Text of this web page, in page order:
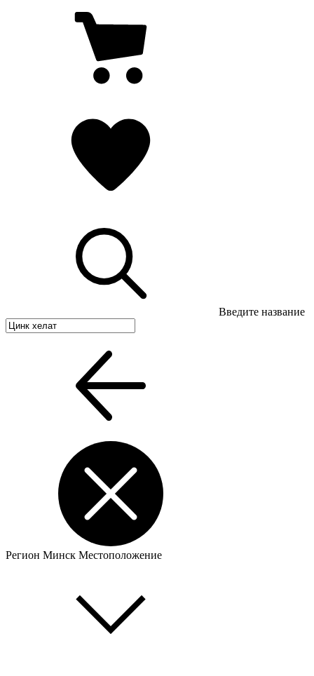
Введите название
Регион Минск Местоположение